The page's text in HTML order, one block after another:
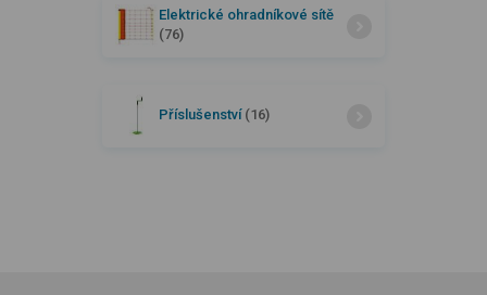
Elektrické ohradníkové sítě
(76)
Příslušenství (16)